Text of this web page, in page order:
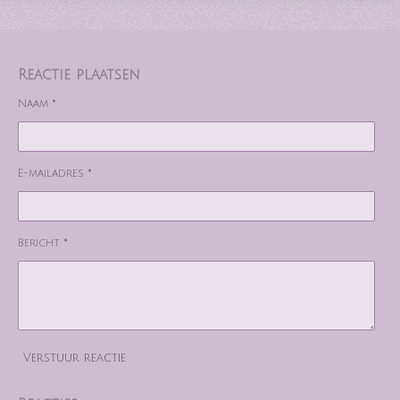
Reactie plaatsen
Naam *
E-mailadres *
Bericht *
Verstuur reactie